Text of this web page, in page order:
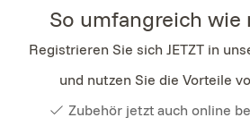
So umfangreich wie
Registrieren Sie sich JETZT in
und nutzen Sie die Vorteile
Zubehör jetzt auch online